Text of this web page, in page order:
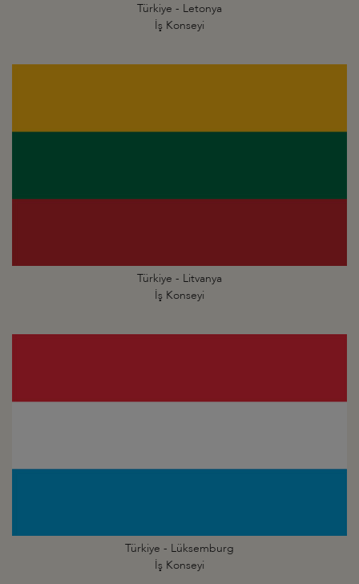
Türkiye - Letonya
İş Konseyi
Türkiye - Litvanya
İş Konseyi
Türkiye - Lüksemburg
İş Konseyi